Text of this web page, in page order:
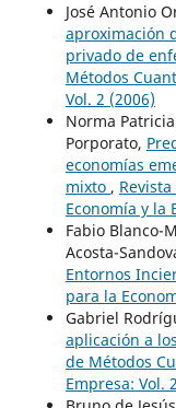
José Antonio
aproximación
privado de
Métodos
Vol. 2 (2006)
Norma
Porporato,
economías
mixto ,
Economía y la
Fabio Blanco-
Acosta-
Entornos
para la
Gabriel
aplicación a
de Métodos
Empresa: Vol.